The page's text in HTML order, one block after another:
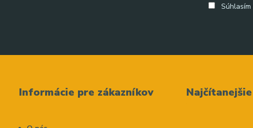
Súhlasím
Informácie pre zákazníkov